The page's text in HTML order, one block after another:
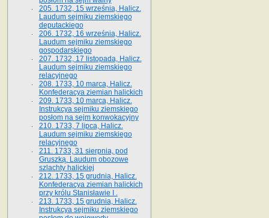
205. 1732, 15 września, Halicz.
Laudum sejmiku ziemskiego
deputackiego
206. 1732, 16 września, Halicz.
Laudum sejmiku ziemskiego
gospodarskiego
207. 1732, 17 listopada, Halicz.
Laudum sejmiku ziemskiego
relacyjnego
208. 1733, 10 marca, Halicz.
Konfederacya ziemian halickich­
209. 1733, 10 marca, Halicz.
Instrukcya sejmiku ziemskiego
posłom na sejm konwokacyjny
210. 1733, 7 lipca, Halicz.
Laudum sejmiku ziemskiego
relacyjnego
211. 1733, 31 sierpnia, pod
Gruszką. Laudum obozowe
szlachty halickiej
212. 1733, 15 grudnia, Halicz.
Konfederacya ziemian halickich
przy królu Stanisławie I .
213. 1733, 15 grudnia, Halicz.
Instrukcya sejmiku ziemskiego